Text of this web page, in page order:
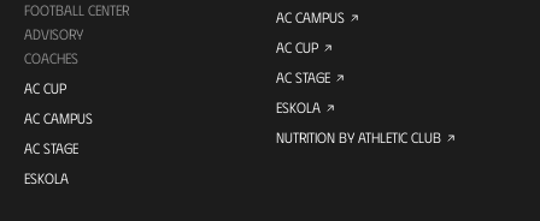
FOOTBALL CENTER
ADVISORY
COACHES
AC CUP
AC CAMPUS
AC STAGE
ESKOLA
AC CAMPUS
AC CUP
AC STAGE
ESKOLA
NUTRITION BY ATHLETIC CLUB